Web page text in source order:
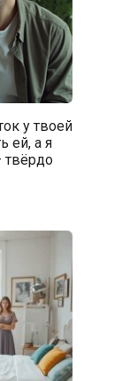
у твоей
ей, а я
твёрдо